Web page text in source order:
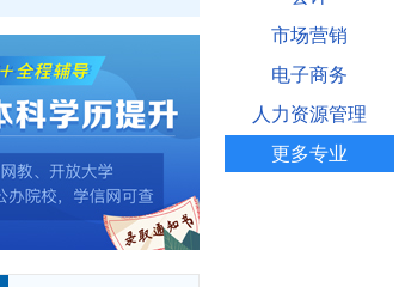
市场营销
电子商务
人力资源管理
更多专业